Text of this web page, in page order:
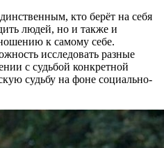
кто берёт на себя
людей, но и также и
к самому себе.
исследовать разные
с судьбой конкретной
судьбу на фоне социально-